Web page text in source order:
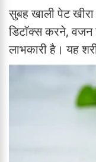
सुबह खाली पेट
डिटॉक्स करने,
लाभकारी है। यह